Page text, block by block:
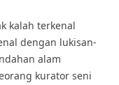
kalah terkenal
dengan lukisan-
alam
kurator seni